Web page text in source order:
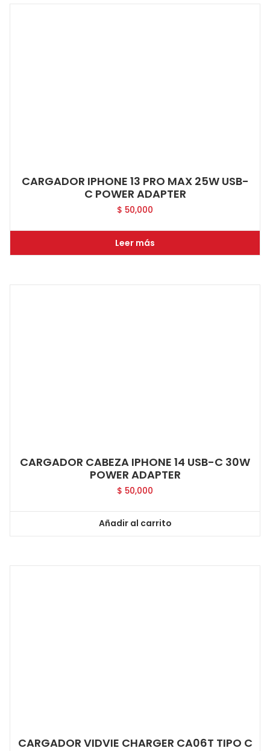
CARGADOR IPHONE 13 PRO MAX 25W USB-
C POWER ADAPTER
$ 50,000
Leer más
CARGADOR CABEZA IPHONE 14 USB-C 30W
POWER ADAPTER
$ 50,000
Añadir al carrito
CARGADOR VIDVIE CHARGER CA06T TIPO C